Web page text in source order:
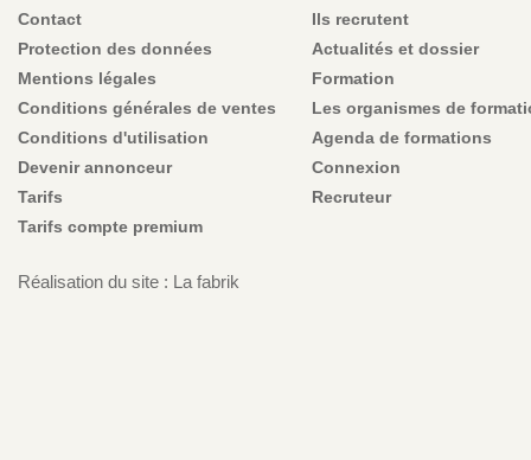
Contact
Protection des données
Mentions légales
Conditions générales de ventes
Conditions d'utilisation
Devenir annonceur
Tarifs
Tarifs compte premium
Ils recrutent
Actualités et dossier
Formation
Les organismes de
Agenda de formations
Connexion
Recruteur
Réalisation du site : La fabrik